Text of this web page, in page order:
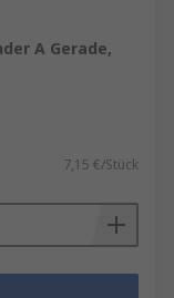
A Gerade,
7,15 €/Stück